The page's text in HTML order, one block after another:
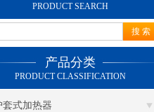
PRODUCT SEARCH
产品分类
PRODUCT CLASSIFICATION
套式加热器